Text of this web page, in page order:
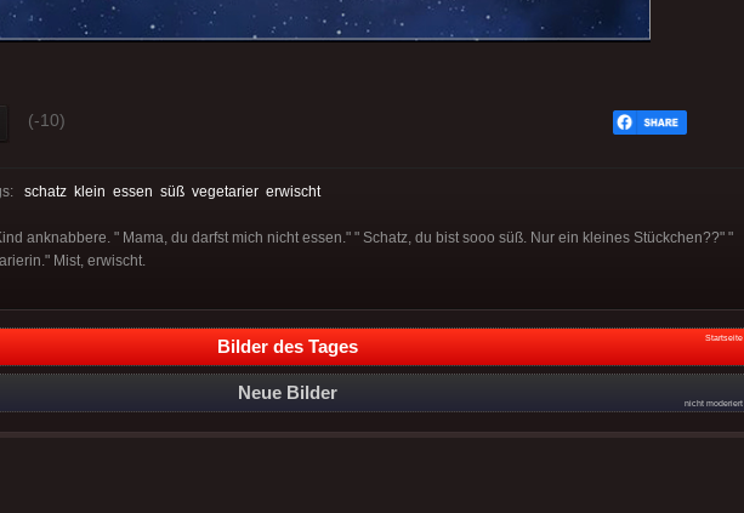
(-10)
schatz klein essen süß vegetarier erwischt
anknabbere. " Mama, du darfst mich nicht essen." " Schatz, du bist sooo süß. Nur ein kleines Stückchen??" "
Mist, erwischt.
Bilder des Tages Startseite
Neue Bilder
nicht moderiert